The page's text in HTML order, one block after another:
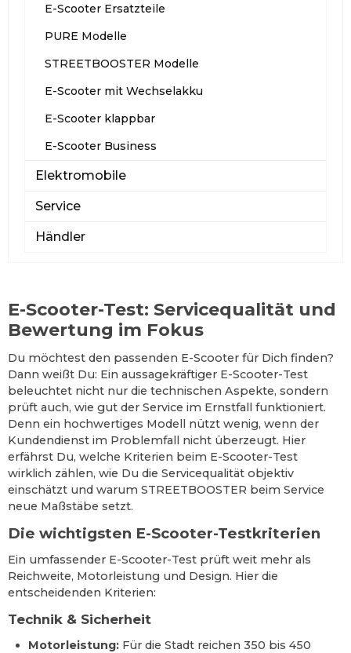
E-Scooter Ersatzteile
PURE Modelle
STREETBOOSTER Modelle
E-Scooter mit Wechselakku
E-Scooter klappbar
E-Scooter Business
Elektromobile
Service
Händler
E-Scooter-Test: Servicequalität und
Bewertung im Fokus
Du möchtest den passenden E-Scooter für Dich finden?
Dann weißt Du: Ein aussagekräftiger E-Scooter-Test
beleuchtet nicht nur die technischen Aspekte, sondern
prüft auch, wie gut der Service im Ernstfall funktioniert.
Denn ein hochwertiges Modell nützt wenig, wenn der
Kundendienst im Problemfall nicht überzeugt. Hier
erfährst Du, welche Kriterien beim E-Scooter-Test
wirklich zählen, wie Du die Servicequalität objektiv
einschätzt und warum STREETBOOSTER beim Service
neue Maßstäbe setzt.
Die wichtigsten E-Scooter-Testkriterien
Ein umfassender E-Scooter-Test prüft weit mehr als
Reichweite, Motorleistung und Design. Hier die
entscheidenden Kriterien:
Technik & Sicherheit
Motorleistung:Für die Stadt reichen 350 bis 450